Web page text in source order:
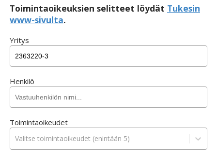
Toimintaoikeuksien selitteet löydät Tukesin
www-sivulta.
Yritys
Henkilö
Toimintaoikeudet
Valitse toimintaoikeudet (enintään 5)